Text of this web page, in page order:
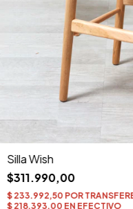
Silla Wish
$311.990,00